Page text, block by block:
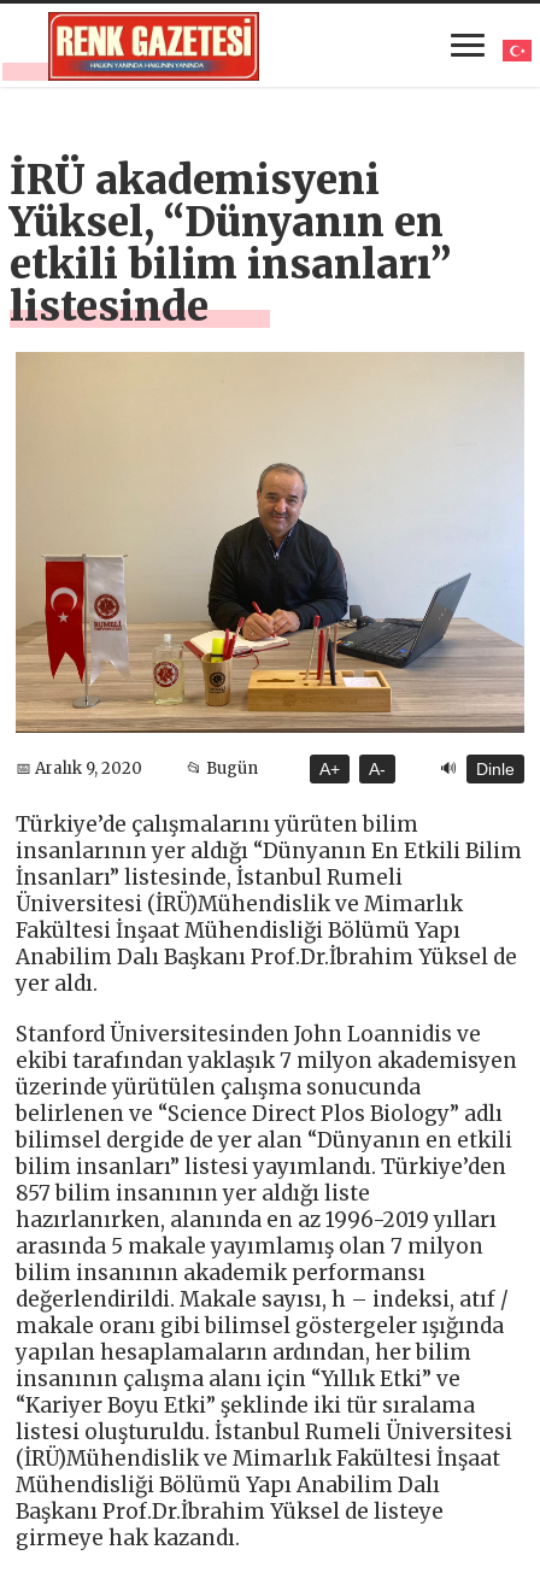
İRÜ akademisyeni
Yüksel, “Dünyanın en
etkili bilim insanları”
listesinde
📅 Aralık 9, 2020 📂 Bugün A+ A- 🔊 Dinle
Türkiye’de çalışmalarını yürüten bilim
insanlarının yer aldığı “Dünyanın En Etkili Bilim
İnsanları” listesinde, İstanbul Rumeli
Üniversitesi (İRÜ)Mühendislik ve Mimarlık
Fakültesi İnşaat Mühendisliği Bölümü Yapı
Anabilim Dalı Başkanı Prof.Dr.İbrahim Yüksel de
yer aldı.
Stanford Üniversitesinden John Loannidis ve
ekibi tarafından yaklaşık 7 milyon akademisyen
üzerinde yürütülen çalışma sonucunda
belirlenen ve “Science Direct Plos Biology” adlı
bilimsel dergide de yer alan “Dünyanın en etkili
bilim insanları” listesi yayımlandı. Türkiye’den
857 bilim insanının yer aldığı liste
hazırlanırken, alanında en az 1996-2019 yılları
arasında 5 makale yayımlamış olan 7 milyon
bilim insanının akademik performansı
değerlendirildi. Makale sayısı, h – indeksi, atıf /
makale oranı gibi bilimsel göstergeler ışığında
yapılan hesaplamaların ardından, her bilim
insanının çalışma alanı için “Yıllık Etki” ve
“Kariyer Boyu Etki” şeklinde iki tür sıralama
listesi oluşturuldu. İstanbul Rumeli Üniversitesi
(İRÜ)Mühendislik ve Mimarlık Fakültesi İnşaat
Mühendisliği Bölümü Yapı Anabilim Dalı
Başkanı Prof.Dr.İbrahim Yüksel de listeye
girmeye hak kazandı.